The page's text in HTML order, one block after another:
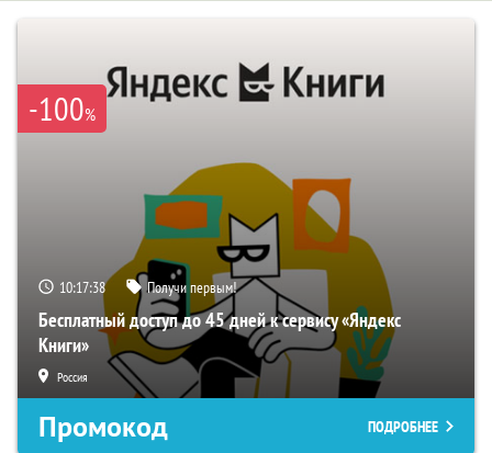
-100%
10:17:37 Получи первым!
Бесплатный доступ до 45 дней к сервису «Яндекс
Книги»
Россия
Промокод ПОДРОБНЕЕ